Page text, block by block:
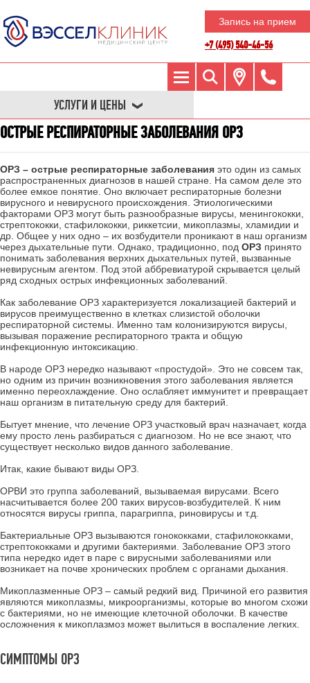
Запись на прием
+7 (495) 540-46-56
УСЛУГИ И ЦЕНЫ
ОСТРЫЕ РЕСПИРАТОРНЫЕ ЗАБОЛЕВАНИЯ ОРЗ
ОРЗ – острые респираторные заболевания это один из самых
распространенных диагнозов в нашей стране. На самом деле это
более емкое понятие. Оно включает респираторные болезни
вирусного и невирусного происхождения. Этиологическими
факторами ОРЗ могут быть разнообразные вирусы, менингококки,
стрептококки, стафилококки, риккетсии, микоплазмы, хламидии и
др. Общее у них одно – их возбудители проникают в наш организм
через дыхательные пути. Однако, традиционно, под ОРЗ принято
понимать заболевания верхних дыхательных путей, вызванные
невирусным агентом. Под этой аббревиатурой скрывается целый
ряд сходных острых инфекционных заболеваний.
Как заболевание ОРЗ характеризуется локализацией бактерий и
вирусов преимущественно в клетках слизистой оболочки
респираторной системы. Именно там колонизируются вирусы,
вызывая поражение респираторного тракта и общую
инфекционную интоксикацию.
В народе ОРЗ нередко называют «простудой». Это не совсем так,
но одним из причин возникновения этого заболевания является
именно переохлаждение. Оно ослабляет иммунитет и превращает
наш организм в питательную среду для бактерий.
Бытует мнение, что лечение ОРЗ участковый врач назначает, когда
ему просто лень разбираться с диагнозом. Но не все знают, что
существует несколько видов данного заболевание.
Итак, какие бывают виды ОРЗ.
ОРВИ это группа заболеваний, вызываемая вирусами. Всего
насчитывается более 200 таких вирусов-возбудителей. К ним
относятся вирусы гриппа, парагриппа, риновирусы и т.д.
Бактериальные ОРЗ вызываются гонококками, стафилококками,
стрептококками и другими бактериями. Заболевание ОРЗ этого
типа нередко идет в паре с вирусными заболеваниями или
возникает на почве хронических проблем с органами дыхания.
Микоплазменные ОРЗ – самый редкий вид. Причиной его развития
являются микоплазмы, микроорганизмы, которые во многом схожи
с бактериями, но не имеющие клеточной оболочки. В качестве
осложнения к микоплазмоз может вылиться в воспаление легких.
СИМПТОМЫ ОРЗ